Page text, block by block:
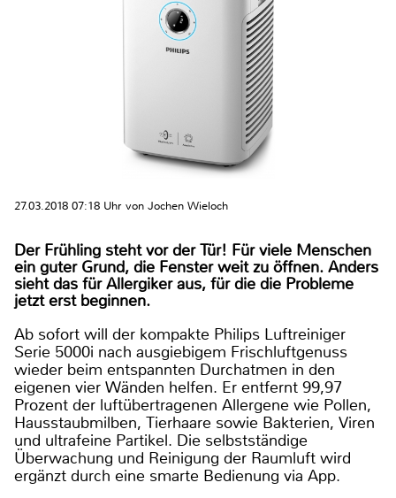
27.03.2018 07:18 Uhr von Jochen Wieloch
Der Frühling steht vor der Tür! Für viele Menschen
ein guter Grund, die Fenster weit zu öffnen. Anders
sieht das für Allergiker aus, für die die Probleme
jetzt erst beginnen.
Ab sofort will der kompakte Philips Luftreiniger
Serie 5000i nach ausgiebigem Frischluftgenuss
wieder beim entspannten Durchatmen in den
eigenen vier Wänden helfen. Er entfernt 99,97
Prozent der luftübertragenen Allergene wie Pollen,
Hausstaubmilben, Tierhaare sowie Bakterien, Viren
und ultrafeine Partikel. Die selbstständige
Überwachung und Reinigung der Raumluft wird
ergänzt durch eine smarte Bedienung via App.